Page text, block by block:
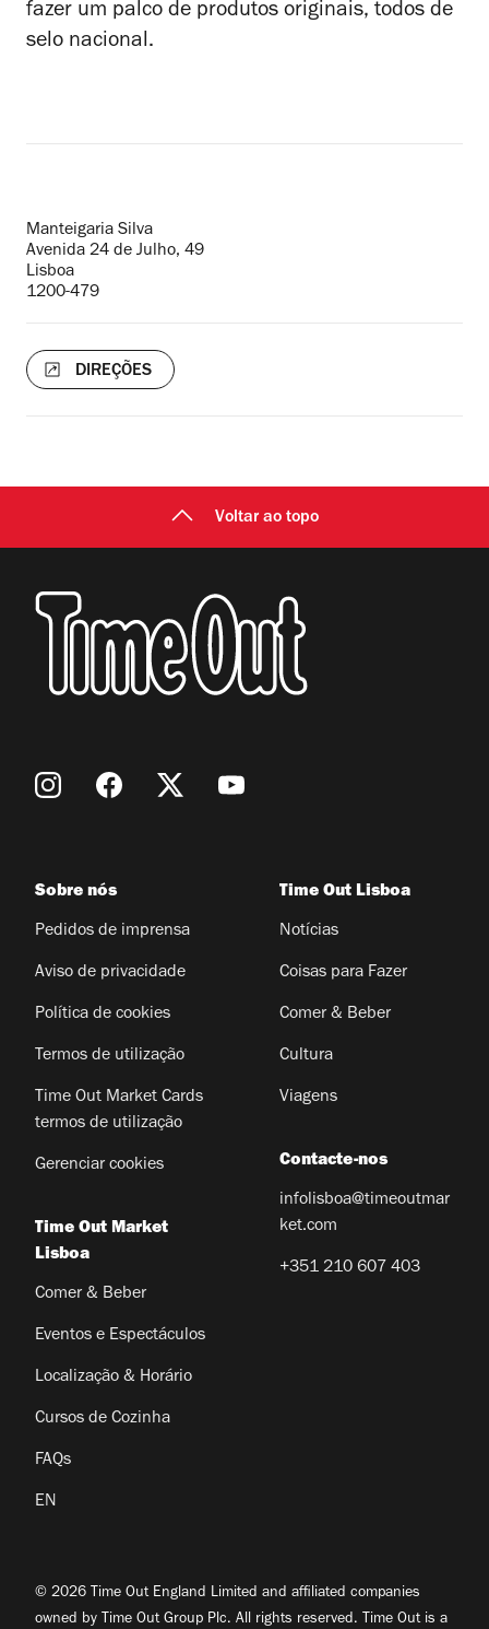
fazer um palco de produtos originais, todos de
selo nacional.
Endereço
Manteigaria Silva
Avenida 24 de Julho, 49
Lisboa
1200-479
DIREÇÕES
Voltar ao topo
Sobre nós
Pedidos de imprensa
Aviso de privacidade
Política de cookies
Termos de utilização
Time Out Market Cards
termos de utilização
Gerenciar cookies
Time Out Market
Lisboa
Comer & Beber
Eventos e Espectáculos
Localização & Horário
Cursos de Cozinha
FAQs
EN
Time Out Lisboa
Notícias
Coisas para Fazer
Comer & Beber
Cultura
Viagens
Contacte-nos
infolisboa@timeoutmar
ket.com
+351 210 607 403
© 2026 Time Out England Limited and affiliated companies
owned by Time Out Group Plc. All rights reserved. Time Out is a